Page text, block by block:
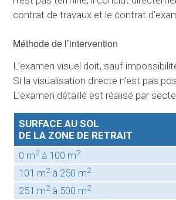
contrat de travaux et le contrat
Méthode de l’intervention
L’examen visuel doit, sauf
Si la visualisation directe n’est pas
L’examen détaillé est réalisé par
SURFACE AU SOL
DE LA ZONE DE RETRAIT
0 m2à 100 m2
101 m2à 250 m2
251 m2à 500 m2